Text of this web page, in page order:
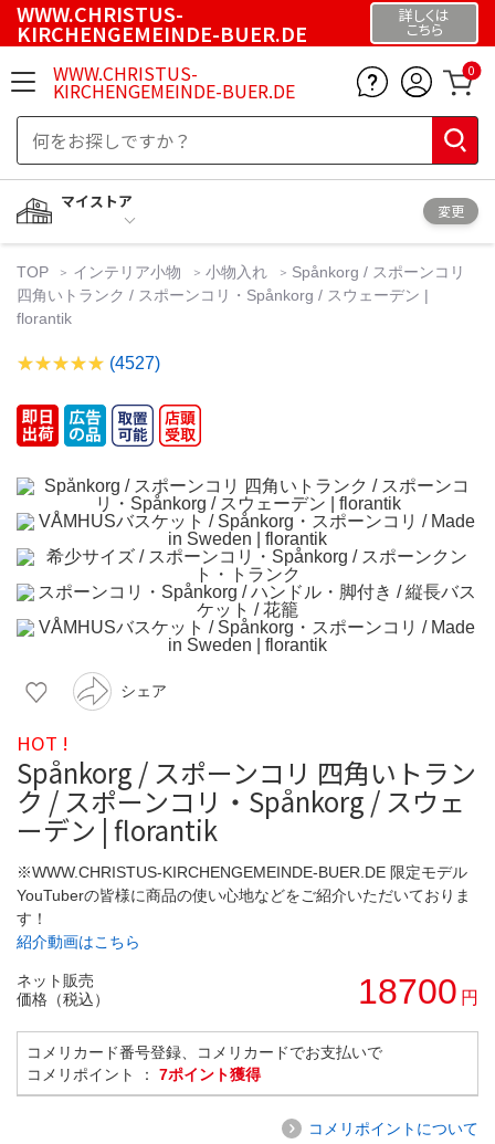
WWW.CHRISTUS-
KIRCHENGEMEINDE-BUER.DE
詳しくは
こちら
WWW.CHRISTUS-
KIRCHENGEMEINDE-BUER.DE
0
マイストア
変更
TOP インテリア小物 小物入れ
Spånkorg / スポーンコリ
四角いトランク / スポーンコリ・Spånkorg / スウェーデン |
florantik
(4527)
シェア
HOT !
Spånkorg / スポーンコリ 四角いトラン
ク / スポーンコリ・Spånkorg / スウェ
ーデン | florantik
※WWW.CHRISTUS-KIRCHENGEMEINDE-BUER.DE 限定モデル
YouTuberの皆様に商品の使い心地などをご紹介いただいておりま
す！
紹介動画はこちら
ネット販売
価格（税込）
18700 円
コメリカード番号登録、コメリカードでお支払いで
コメリポイント ： 7ポイント獲得
コメリポイントについて